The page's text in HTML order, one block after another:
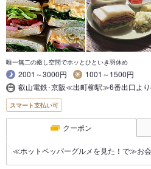
唯一無二の癒し空間でホッとひといき羽休め
2001～3000円
1001～1500円
叡山電鉄･京阪≪出町柳駅≫6番出口よ
スマート支払い可
クーポン
≪ホットペッパーグルメを見た！で≫お